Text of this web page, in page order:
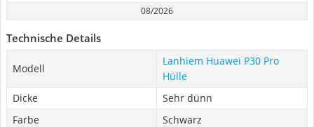
08/2026
Technische Details
Modell
Lanhiem Huawei P30 Pro
Hülle
Dicke
Sehr dünn
Farbe
Schwarz